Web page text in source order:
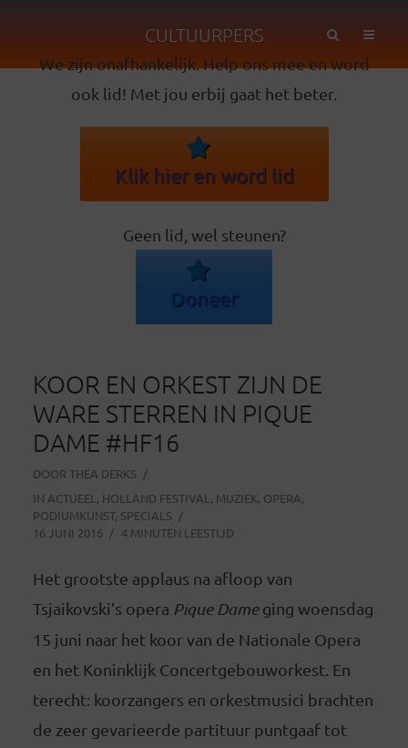
CULTUURPERS
We zijn onafhankelijk. Help ons mee en word
ook lid! Met jou erbij gaat het beter.
Klik hier en word lid
Geen lid, wel steunen?
Doneer
KOOR EN ORKEST ZIJN DE
WARE STERREN IN PIQUE
DAME #HF16
DOOR THEA DERKS
IN ACTUEEL , HOLLAND FESTIVAL , MUZIEK, OPERA,
PODIUMKUNST, SPECIALS
16 JUNI 2016
4 MINUTEN LEESTIJD
Het grootste applaus na afloop van
Tsjaikovski’s opera Pique Dameging woensdag
15 juni naar het koor van de Nationale Opera
en het Koninklijk Concertgebouworkest. En
terecht: koorzangers en orkestmusici brachten
de zeer gevarieerde partituur puntgaaf tot